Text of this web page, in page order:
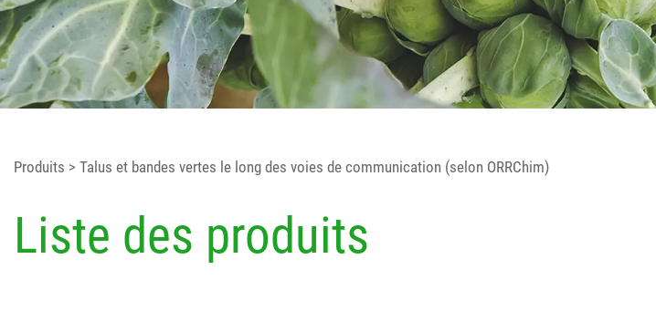
Produits > Talus et bandes vertes le long des voies de communication (selon ORRChim)
Liste des produits